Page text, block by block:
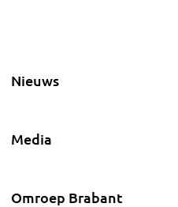
Nieuws
Media
Omroep Brabant